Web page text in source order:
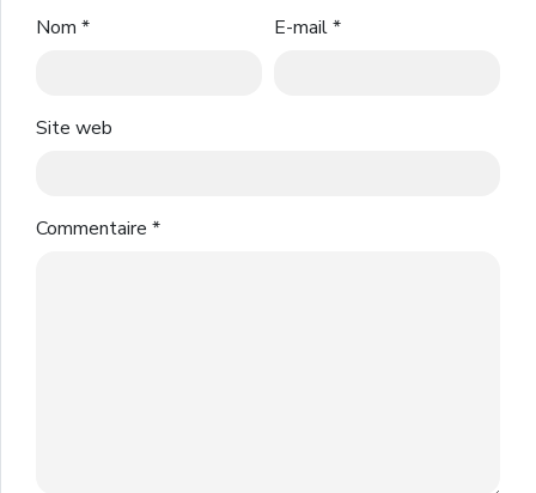
Nom * E-mail*
Site web
Commentaire *